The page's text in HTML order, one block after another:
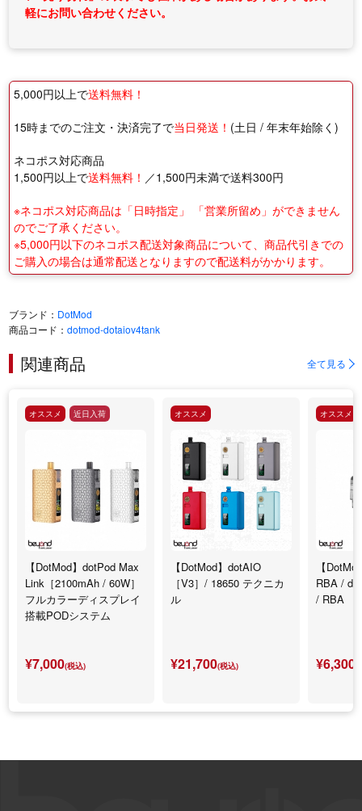
軽にお問い合わせください。
5,000円以上で送料無料！
15時までのご注文・決済完了で当日発送！ (土日 / 年末年始除く)
ネコポス対応商品
1,500円以上で送料無料！ ／1,500円未満で送料300円
※ネコポス対応商品は「日時指定」 「営業所留め」ができません
のでご了承ください。
※5,000円以下のネコポス配送対象商品について、商品代引きでの
ご購入の場合は通常配送となりますので配送料がかかります。
ブランド： DotMod
商品コード：dotmod-dotaiov4tank
関連商品 全て見る
オススメ 近日入荷
【DotMod】dotPod Max
Link［2100mAh / 60W］
フルカラーディスプレイ
搭載PODシステム
¥7,000(税込)
オススメ
【DotMod】dotAIO
［V3］/ 18650 テクニカ
ル
¥21,700(税込)
オススメ
【
RBA /
/ RBA
¥6,300